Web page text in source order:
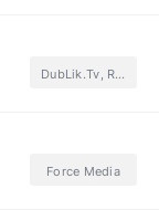
DubLik.Tv, REDNIK, FSG QMovavi.Subtitles
Force Media